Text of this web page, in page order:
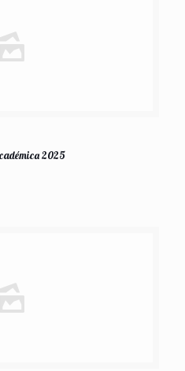
2025